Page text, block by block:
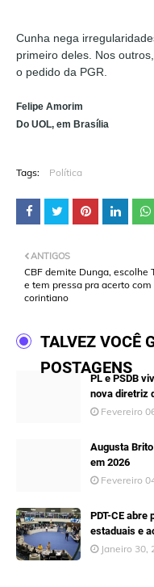
Cunha nega
primeiro deles. Nos
o pedido da PGR.
Felipe Amorim
Do UOL, em Brasília
Tags: Política
ANTIGOS
CBF demite Dunga, escolhe
e tem pressa pra acerto com
corintiano
TALVEZ VOCÊ
POSTAGENS
PL e PSDB
nova diretriz
Fevereiro
Augusta
em 2026
Fevereiro
PDT-CE
estaduais e
Janeiro 30,